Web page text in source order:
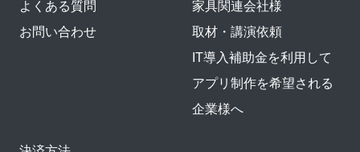
よくある質問
お問い合わせ
家具関連会社様
取材・講演依頼
IT導入補助金を利用して
アプリ制作を希望される
企業様へ